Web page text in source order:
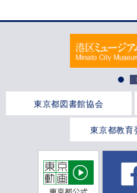
東京都図書館協会
東京都教育